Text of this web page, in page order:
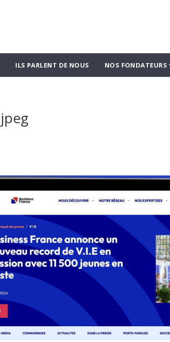
ILS PARLENT DE NOUS NOS FONDATEURS